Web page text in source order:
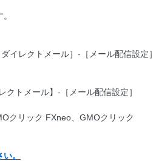
イレクトメール］-［メール配信設定］
トメール】-［メール配信設定］
クリック FXneo、GMOクリック
。